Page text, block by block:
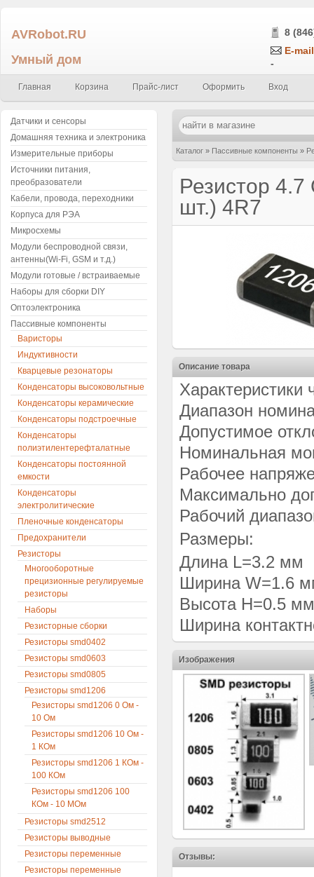
AVRobot.RU
Умный дом
8
E-
-
Главная Корзина Прайс-лист Оформить Вход
Каталог » Пассивные компоненты »
Резистор
шт.) 4R7
Описание товара
Характеристики
Диапазон
Допустимое
Номинальная
Рабочее
Максимально
Рабочий
Размеры:
Длина L=3.2 мм
Ширина W=1.6
Высота H=0.5 мм
Ширина
Изображения
Отзывы:
Датчики и сенсоры
Домашняя техника и электроника
Измерительные приборы
Источники питания,
преобразователи
Кабели, провода, переходники
Корпуса для РЭА
Микросхемы
Модули беспроводной связи,
антенны(Wi-Fi, GSM и т.д.)
Модули готовые / встраиваемые
Наборы для сборки DIY
Оптоэлектроника
Пассивные компоненты
Варисторы
Индуктивности
Кварцевые резонаторы
Конденсаторы высоковольтные
Конденсаторы керамические
Конденсаторы подстроечные
Конденсаторы
полиэтилентерефталатные
Конденсаторы постоянной
емкости
Конденсаторы
электролитические
Пленочные конденсаторы
Предохранители
Резисторы
Многооборотные
прецизионные регулируемые
резисторы
Наборы
Резисторные сборки
Резисторы smd0402
Резисторы smd0603
Резисторы smd0805
Резисторы smd1206
Резисторы smd1206 0 Ом -
10 Ом
Резисторы smd1206 10 Ом -
1 КОм
Резисторы smd1206 1 КОм -
100 КОм
Резисторы smd1206 100
КОм - 10 МОм
Резисторы smd2512
Резисторы выводные
Резисторы переменные
Резисторы переменные